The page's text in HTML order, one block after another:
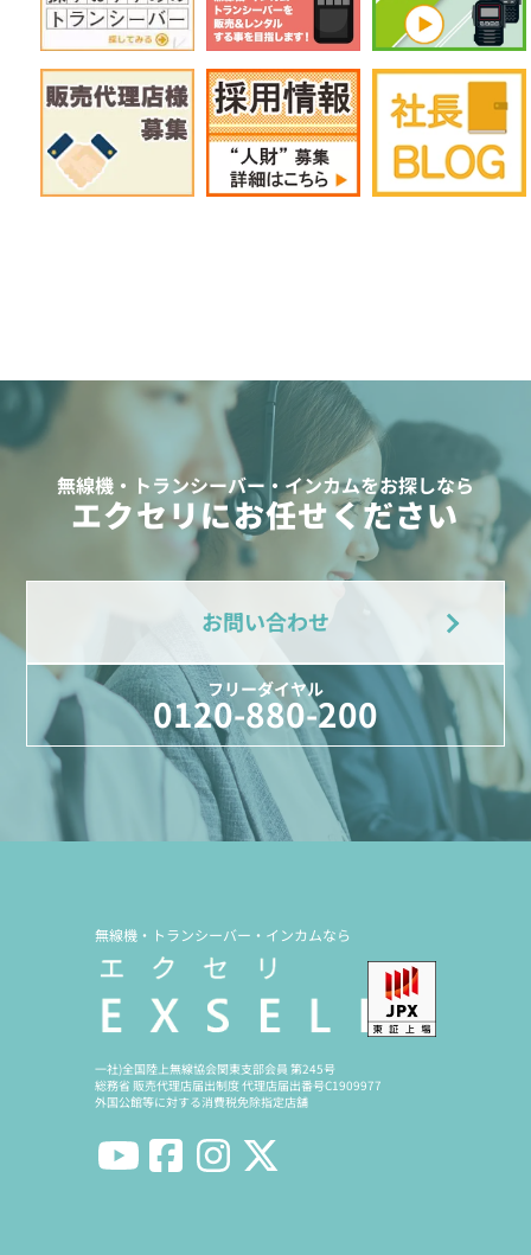
無線機・トランシーバー・インカムをお探しなら
エクセリにお任せください
お問い合わせ
フリーダイヤル
0120-880-200
無線機・トランシーバー・インカムなら
一社)全国陸上無線協会関東支部会員 第245号
総務省 販売代理店届出制度 代理店届出番号C1909977
外国公館等に対する消費税免除指定店舗